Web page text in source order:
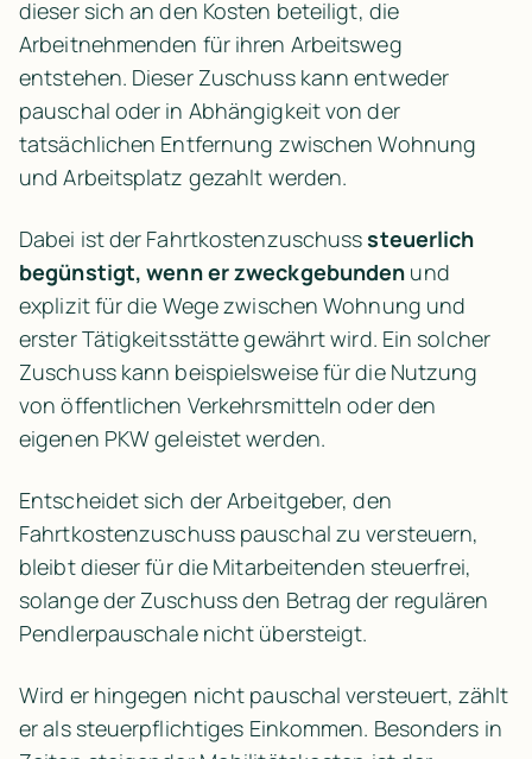
dieser sich an den Kosten beteiligt, die
Arbeitnehmenden für ihren Arbeitsweg
entstehen. Dieser Zuschuss kann entweder
pauschal oder in Abhängigkeit von der
tatsächlichen Entfernung zwischen Wohnung
und Arbeitsplatz gezahlt werden.
Dabei ist der Fahrtkostenzuschuss steuerlich
begünstigt, wenn er zweckgebunden und
explizit für die Wege zwischen Wohnung und
erster Tätigkeitsstätte gewährt wird. Ein solcher
Zuschuss kann beispielsweise für die Nutzung
von öffentlichen Verkehrsmitteln oder den
eigenen PKW geleistet werden.
Entscheidet sich der Arbeitgeber, den
Fahrtkostenzuschuss pauschal zu versteuern,
bleibt dieser für die Mitarbeitenden steuerfrei,
solange der Zuschuss den Betrag der regulären
Pendlerpauschale nicht übersteigt.
Wird er hingegen nicht pauschal versteuert, zählt
er als steuerpflichtiges Einkommen. Besonders in